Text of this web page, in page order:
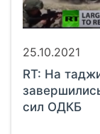
25.10.2021
RT: На
сил ОДКБ